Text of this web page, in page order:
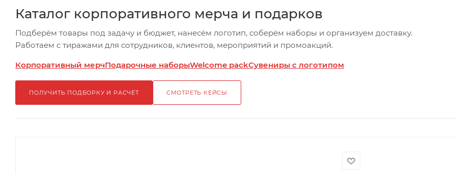
Каталог корпоративного мерча и подарков
Подберём товары под задачу и бюджет, нанесём логотип, соберём наборы и организуем доставку.
Работаем с тиражами для сотрудников, клиентов, мероприятий и промоакций.
Корпоративный мерчПодарочные наборыWelcome packСувениры с логотипом
ПОЛУЧИТЬ ПОДБОРКУ И РАСЧЁТ СМОТРЕТЬ КЕЙСЫ